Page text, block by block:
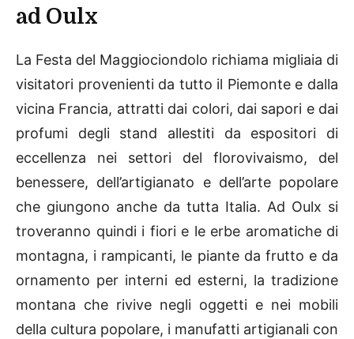
ad Oulx
La Festa del Maggiociondolo richiama migliaia di
visitatori provenienti da tutto il Piemonte e dalla
vicina Francia, attratti dai colori, dai sapori e dai
profumi degli stand allestiti da espositori di
eccellenza nei settori del florovivaismo, del
benessere, dell’artigianato e dell’arte popolare
che giungono anche da tutta Italia. Ad Oulx si
troveranno quindi i fiori e le erbe aromatiche di
montagna, i rampicanti, le piante da frutto e da
ornamento per interni ed esterni, la tradizione
montana che rivive negli oggetti e nei mobili
della cultura popolare, i manufatti artigianali con